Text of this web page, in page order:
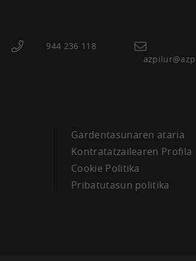
944 236 118
Gardentasunaren ataria
Kontratatzailearen Profila
Cookie Politika
Pribatutasun politika